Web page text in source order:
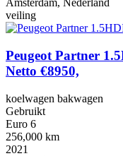
Amsterdam, Nederland
veiling
Peugeot Partner
Netto €8950,
koelwagen bakwagen
Gebruikt
Euro 6
256,000 km
2021